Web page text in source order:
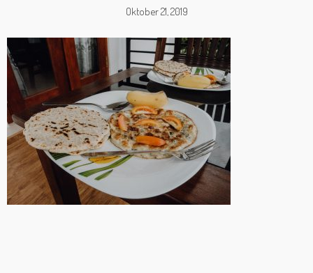
Oktober 21, 2019